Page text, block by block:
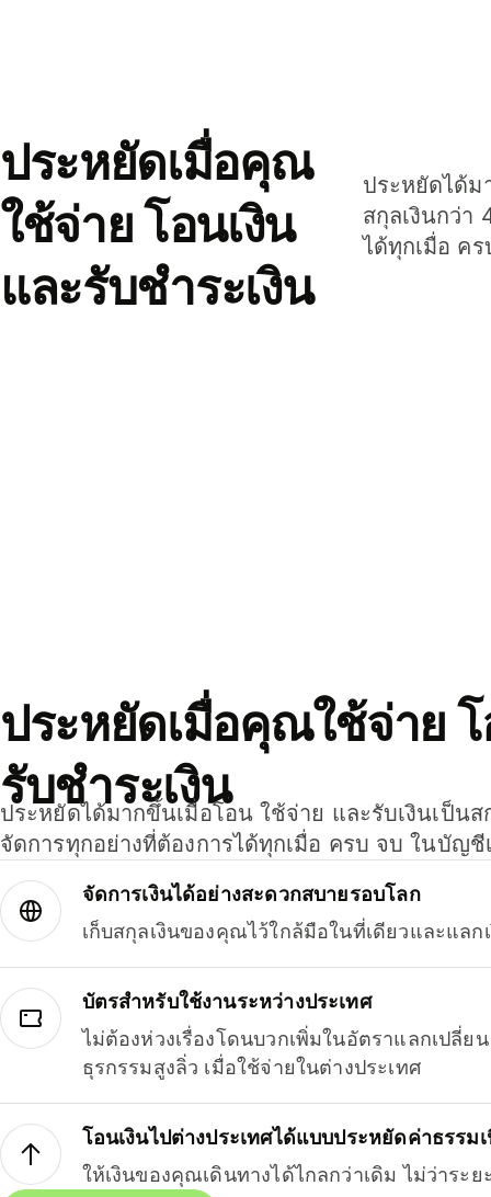
ประหยัดเมื่อคุณ
ใช้จ่าย โอนเงิน
และรับชำระเงิน
ประหยัดได้ม
สกุลเงินกว่า
ได้ทุกเมื่อ ค
ประหยัดเมื่อคุณใช้จ่าย โ
รับชำระเงิน
ประหยัดได้มากขึ้นเมื่อโอน ใช้จ่าย และรับเงินเป็น
จัดการทุกอย่างที่ต้องการได้ทุกเมื่อ ครบ จบ ในบัญชี
จัดการเงินได้อย่างสะดวกสบายรอบโลก
เก็บสกุลเงินของคุณไว้ใกล้มือในที่เดียวและแลก
บัตรสำหรับใช้งานระหว่างประเทศ
ไม่ต้องห่วงเรื่องโดนบวกเพิ่มในอัตราแลกเปลี่ย
ธุรกรรมสูงลิ่ว เมื่อใช้จ่ายในต่างประเทศ
โอนเงินไปต่างประเทศได้แบบประหยัดค่าธรรม
ให้เงินของคุณเดินทางได้ไกลกว่าเดิม ไม่ว่าระย